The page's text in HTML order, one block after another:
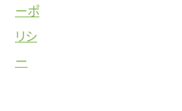
ーポ
リシ
ー